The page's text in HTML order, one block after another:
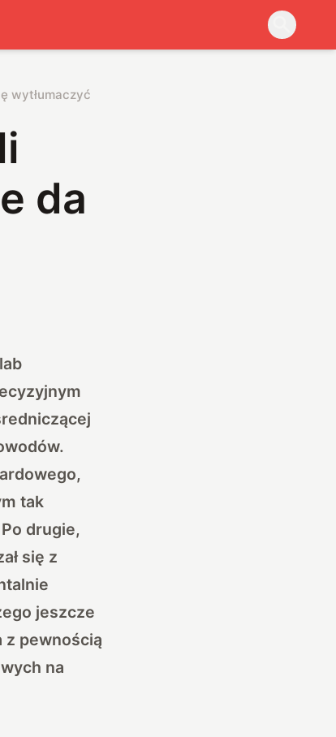
wytłumaczyć
da
tak
drugie,
się z
jeszcze
z pewnością
na